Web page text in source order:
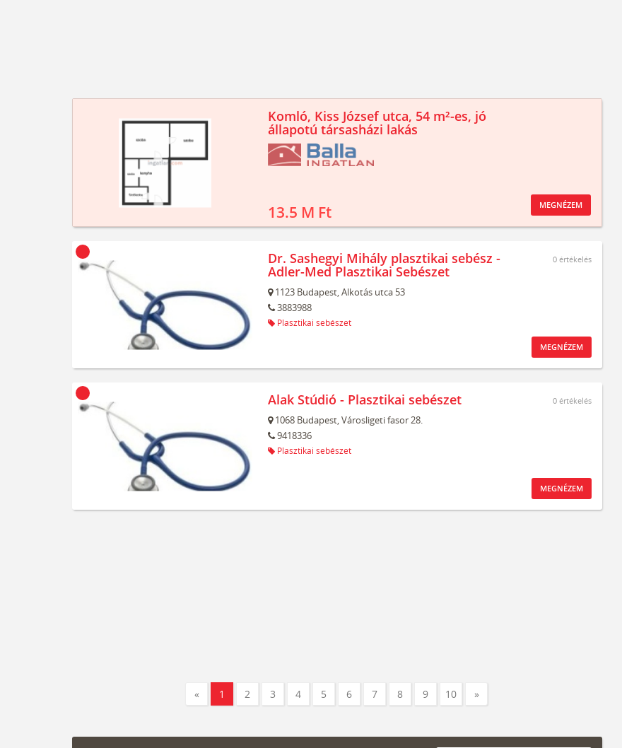
Komló, Kiss József utca, 54 m²-es, jó
állapotú társasházi lakás
13.5 M Ft MEGNÉZEM
Dr. Sashegyi Mihály plasztikai sebész -
Adler-Med Plasztikai Sebészet
1123 Budapest,Alkotás utca 53
3883988
Plasztikai sebészet
0 értékelés
MEGNÉZEM
Alak Stúdió - Plasztikai sebészet
1068 Budapest,Városligeti fasor 28.
9418336
Plasztikai sebészet
0 értékelés
MEGNÉZEM
« 1 2 3 4 5 6 7 8 9 10 »